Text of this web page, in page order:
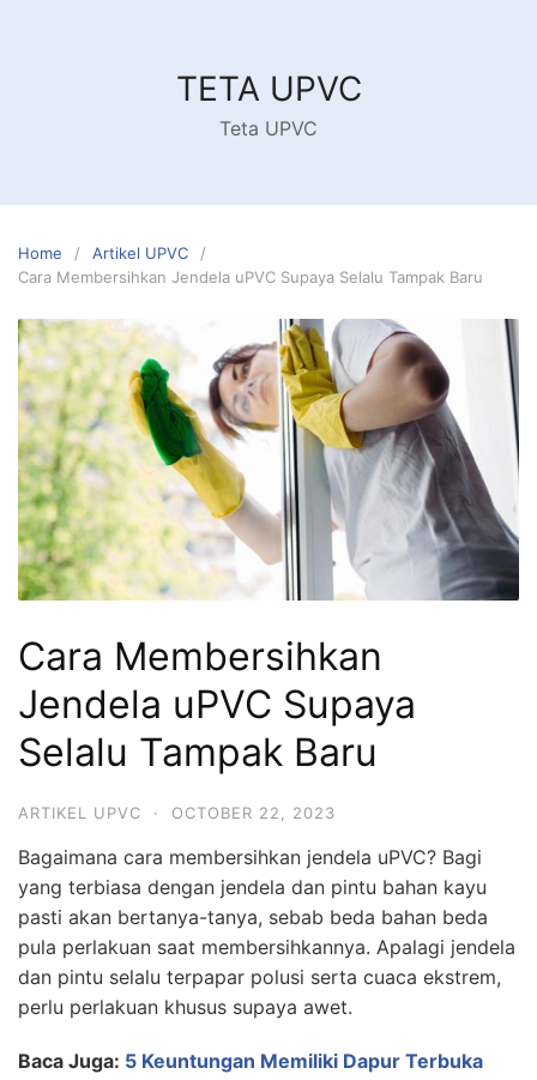
TETA UPVC
Teta UPVC
Home
Artikel UPVC
Cara Membersihkan Jendela uPVC Supaya Selalu Tampak Baru
Cara Membersihkan
Jendela uPVC Supaya
Selalu Tampak Baru
ARTIKEL UPVC · OCTOBER 22, 2023
Bagaimana cara membersihkan jendela uPVC? Bagi
yang terbiasa dengan jendela dan pintu bahan kayu
pasti akan bertanya-tanya, sebab beda bahan beda
pula perlakuan saat membersihkannya. Apalagi jendela
dan pintu selalu terpapar polusi serta cuaca ekstrem,
perlu perlakuan khusus supaya awet.
Baca Juga: 5 Keuntungan Memiliki Dapur Terbuka